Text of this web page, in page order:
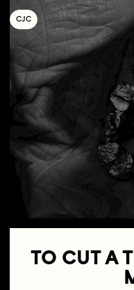
COLLECTIF
JEUNE
C INÉMA
TO CUT A